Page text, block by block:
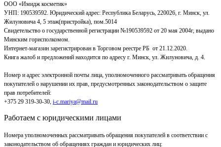
ООО «Имидж косметик»
УНП: 190539592. Юридический адрес: Республика Беларусь, 220026, г. Минск, ул.
Жилуновича 4, 5 этаж(пристройка), пом.5014
Свидетельство о государственной регистрации №190539592 от 20 мая 2004г, выдано
Минским горисполкомом.
Интернет-магазин зарегистрирован в Торговом реестре РБ от 21.12.2020.
Книга жалоб и предложений находится по адресу г. Минск, ул. Жилуновича, д. 4.
Номер и адрес электронной почты лица, уполномоченного рассматривать обращения
покупателей о нарушении их прав, предусмотренных законодательством о защите
прав потребителей:
+375 29 319-30-30, i-c.mariya@mail.ru
Работаем с юридическими лицами
Номера уполномоченных рассматривать обращения покупателей в соответствии с
законодательством об обращениях граждан и юридических лиц: